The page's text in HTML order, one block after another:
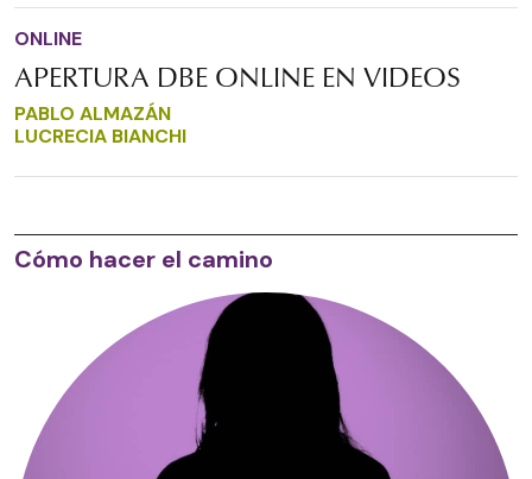
ONLINE
APERTURA DBE ONLINE EN VIDEOS
PABLO ALMAZÁN
LUCRECIA BIANCHI
Cómo hacer el camino